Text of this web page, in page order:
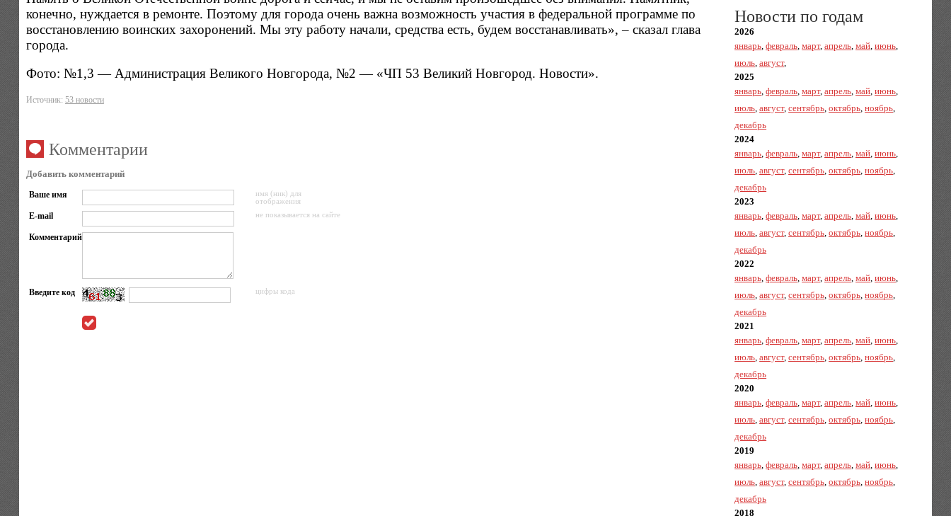
конечно, нуждается в ремонте. Поэтому для города очень важна возможность участия в федеральной программе по
восстановлению воинских захоронений. Мы эту работу начали, средства есть, будем восстанавливать», – сказал глава
города.
Фото: №1,3 — Администрация Великого Новгорода, №2 — «ЧП 53 Великий Новгород. Новости».
Источник: 53 новости
Комментарии
Добавить комментарий
Ваше имя
имя (ник) для
отображения
E-mail не показывается на сайте
Комментарий
Введите код цифры кода
Новости по годам
2026
январь,февраль,март,апрель,май,июнь,
июль,август,
2025
январь,февраль,март,апрель,май,июнь,
июль,август,сентябрь,октябрь,ноябрь,
декабрь
2024
январь,февраль,март,апрель,май,июнь,
июль,август,сентябрь,октябрь,ноябрь,
декабрь
2023
январь,февраль,март,апрель,май,июнь,
июль,август,сентябрь,октябрь,ноябрь,
декабрь
2022
январь,февраль,март,апрель,май,июнь,
июль,август,сентябрь,октябрь,ноябрь,
декабрь
2021
январь,февраль,март,апрель,май,июнь,
июль,август,сентябрь,октябрь,ноябрь,
декабрь
2020
январь,февраль,март,апрель,май,июнь,
июль,август,сентябрь,октябрь,ноябрь,
декабрь
2019
январь,февраль,март,апрель,май,июнь,
июль,август,сентябрь,октябрь,ноябрь,
декабрь
2018